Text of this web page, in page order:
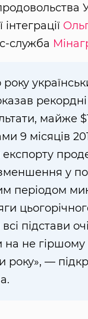
служба
майже
9 місяців
у
періодом
підстави
на не гіршому
року», —